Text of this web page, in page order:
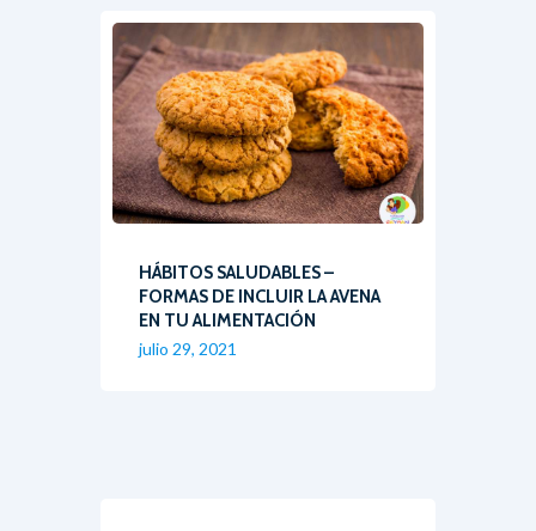
HÁBITOS SALUDABLES –
FORMAS DE INCLUIR LA AVENA
EN TU ALIMENTACIÓN
julio 29, 2021